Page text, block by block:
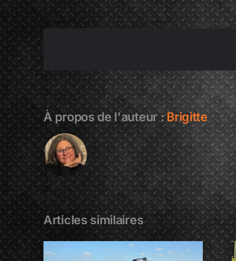
À propos de l'auteur :Brigitte
Articles similaires